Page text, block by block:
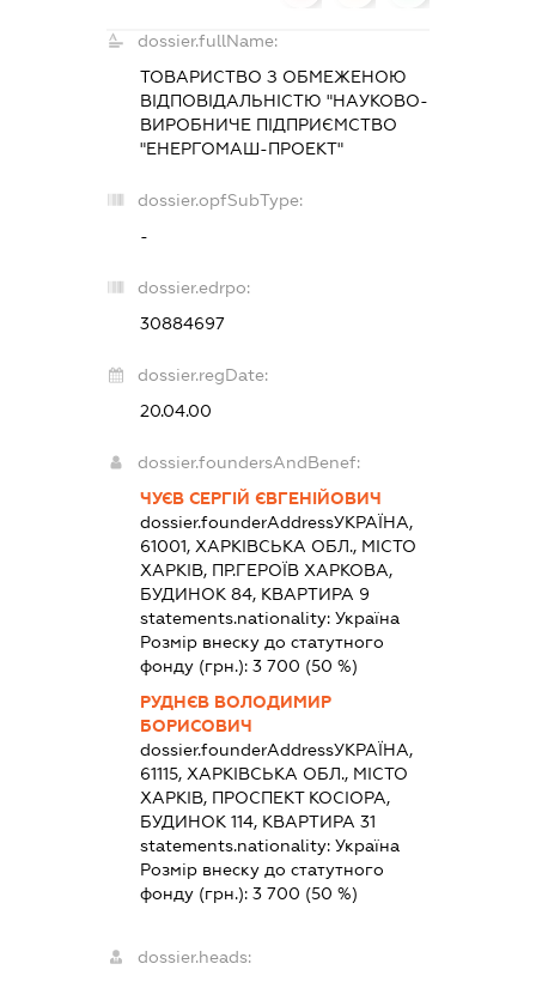
dossier.fullName:
ТОВАРИСТВО З ОБМЕЖЕНОЮ
ВІДПОВІДАЛЬНІСТЮ "НАУКОВО-
ВИРОБНИЧЕ ПІДПРИЄМСТВО
"ЕНЕРГОМАШ-ПРОЕКТ"
dossier.opfSubType:
-
dossier.edrpo:
30884697
dossier.regDate:
20.04.00
dossier.foundersAndBenef:
ЧУЄВ СЕРГІЙ ЄВГЕНІЙОВИЧ
dossier.founderAddressУКРАЇНА,
61001, ХАРКІВСЬКА ОБЛ., МІСТО
ХАРКІВ, ПР.ГЕРОЇВ ХАРКОВА,
БУДИНОК 84, КВАРТИРА 9
statements.nationality:Україна
Розмір внеску до статутного
фонду (грн.):3 700 (50 %)
РУДНЄВ ВОЛОДИМИР
БОРИСОВИЧ
dossier.founderAddressУКРАЇНА,
61115, ХАРКІВСЬКА ОБЛ., МІСТО
ХАРКІВ, ПРОСПЕКТ КОСІОРА,
БУДИНОК 114, КВАРТИРА 31
statements.nationality:Україна
Розмір внеску до статутного
фонду (грн.):3 700 (50 %)
dossier.heads: